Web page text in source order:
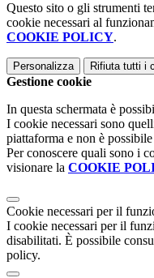
Questo sito o gli strumenti
cookie necessari al
COOKIE POLICY.
Personalizza Rifiuta tutti i
Gestione cookie
In questa schermata è
I cookie necessari sono
piattaforma e non è
Per conoscere quali sono i
visionare la COOKIE
Cookie necessari per il
I cookie necessari per il
disabilitati. È possibile
policy.